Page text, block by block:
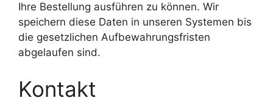
Ihre Bestellung ausführen zu können. Wir
speichern diese Daten in unseren Systemen bis
die gesetzlichen Aufbewahrungsfristen
abgelaufen sind.
Kontakt